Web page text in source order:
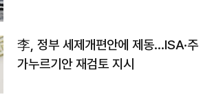
李, 정부 세제개편안에 제동…ISA·주
가누르기안 재검토 지시